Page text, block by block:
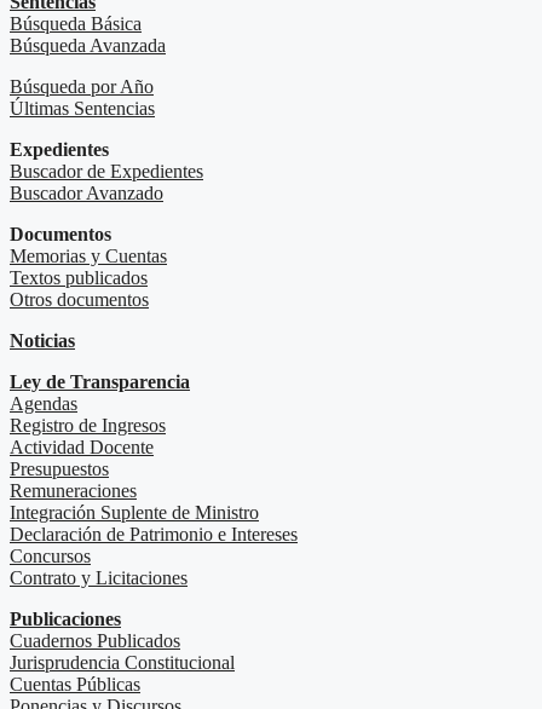
Búsqueda Básica
Búsqueda Avanzada
Búsqueda por Año
Últimas Sentencias
Expedientes
Buscador de Expedientes
Buscador Avanzado
Documentos
Memorias y Cuentas
Textos publicados
Otros documentos
Noticias
Ley de Transparencia
Agendas
Registro de Ingresos
Actividad Docente
Presupuestos
Remuneraciones
Integración Suplente de Ministro
Declaración de Patrimonio e Intereses
Concursos
Contrato y Licitaciones
Publicaciones
Cuadernos Publicados
Jurisprudencia Constitucional
Cuentas Públicas